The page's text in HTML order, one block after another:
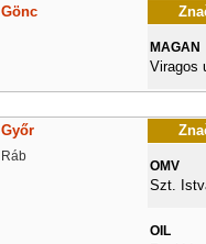
Gönc
MAGAN
Viragos
Győr
Ráb
OMV
Szt.
OIL